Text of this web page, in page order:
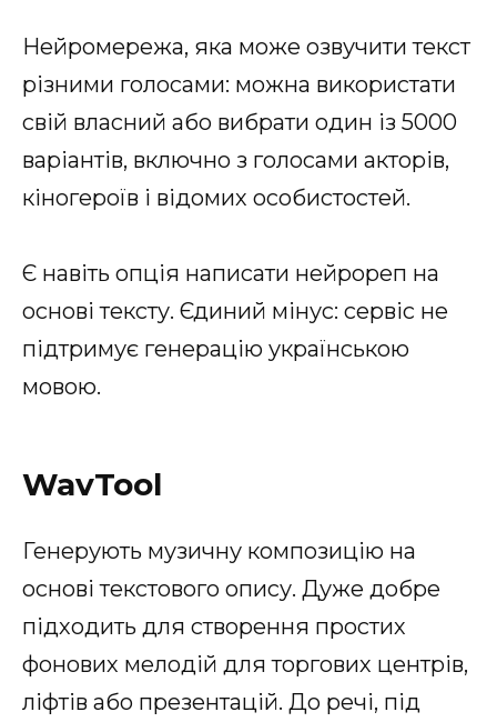
Нейромережа, яка може озвучити текст
різними голосами: можна використати
свій власний або вибрати один із 5000
варіантів, включно з голосами акторів,
кіногероїв і відомих особистостей.
Є навіть опція написати нейрореп на
основі тексту. Єдиний мінус: сервіс не
підтримує генерацію українською
мовою.
WavTool
Генерують музичну композицію на
основі текстового опису. Дуже добре
підходить для створення простих
фонових мелодій для торгових центрів,
ліфтів або презентацій. До речі, під